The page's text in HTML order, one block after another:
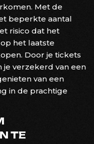
Met de
beperkte aantal
risico dat het
het laatste
Door je tickets
je verzekerd van een
van een
in de prachtige
TE